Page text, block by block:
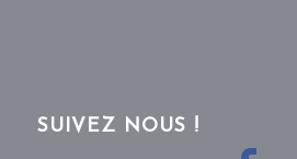
SUIVEZ NOUS !